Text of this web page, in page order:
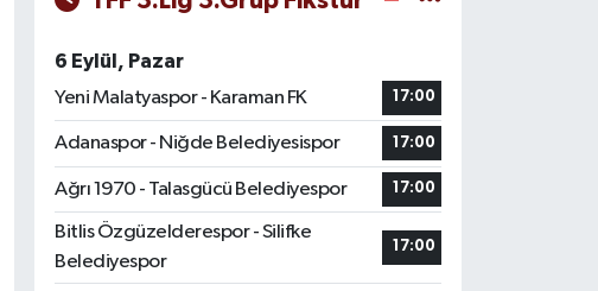
6 Eylül, Pazar
Yeni Malatyaspor - Karaman FK
17:00
Adanaspor - Niğde Belediyesispor 17:00
Ağrı 1970 - Talasgücü Belediyespor 17:00
Bitlis Özgüzelderespor - Silifke
Belediyespor
17:00